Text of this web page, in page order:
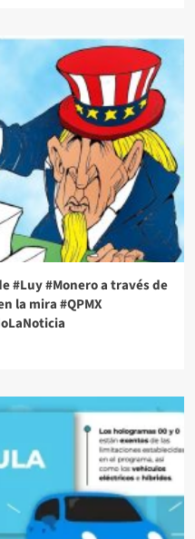
#Luy #Monero a través de
la mira #QPMX